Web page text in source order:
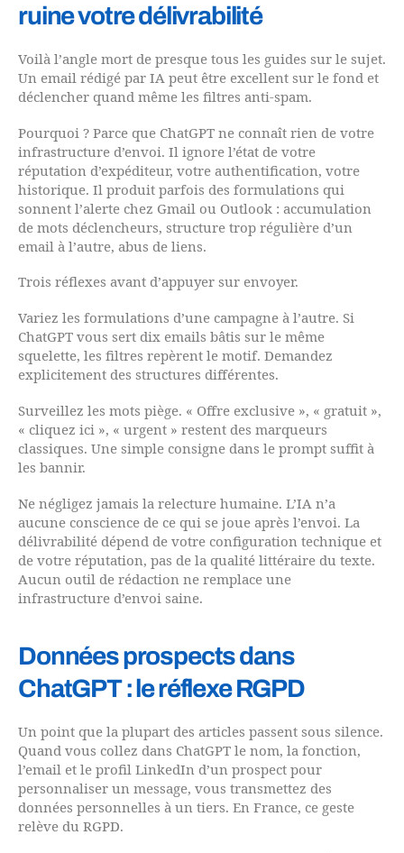
ruine votre délivrabilité
Voilà l’angle mort de presque tous les guides sur le sujet.
Un email rédigé par IA peut être excellent sur le fond et
déclencher quand même les filtres anti-spam.
Pourquoi ? Parce que ChatGPT ne connaît rien de votre
infrastructure d’envoi. Il ignore l’état de votre
réputation d’expéditeur, votre authentification, votre
historique. Il produit parfois des formulations qui
sonnent l’alerte chez Gmail ou Outlook : accumulation
de mots déclencheurs, structure trop régulière d’un
email à l’autre, abus de liens.
Trois réflexes avant d’appuyer sur envoyer.
Variez les formulations d’une campagne à l’autre. Si
ChatGPT vous sert dix emails bâtis sur le même
squelette, les filtres repèrent le motif. Demandez
explicitement des structures différentes.
Surveillez les mots piège. « Offre exclusive », « gratuit »,
« cliquez ici », « urgent » restent des marqueurs
classiques. Une simple consigne dans le prompt suffit à
les bannir.
Ne négligez jamais la relecture humaine. L’IA n’a
aucune conscience de ce qui se joue après l’envoi. La
délivrabilité dépend de votre configuration technique et
de votre réputation, pas de la qualité littéraire du texte.
Aucun outil de rédaction ne remplace une
infrastructure d’envoi saine.
Données prospects dans
ChatGPT : le réflexe RGPD
Un point que la plupart des articles passent sous silence.
Quand vous collez dans ChatGPT le nom, la fonction,
l’email et le profil LinkedIn d’un prospect pour
personnaliser un message, vous transmettez des
données personnelles à un tiers. En France, ce geste
relève du RGPD.